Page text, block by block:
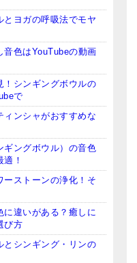
とヨガの呼吸法でモヤ
音色はYouTubeの動画
！シンギングボウルの
で
ィンシャがおすすめな
ギングボウル）の音色
！
ーストーンの浄化！そ
に違いがある？癒しに
び方
とシンギング・リンの